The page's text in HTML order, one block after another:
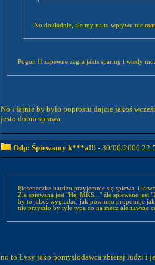
No dokładnie, ale my na to wpływu nie
Pogon II zapewne zagra jakis sparing i wtedy
No i fajnie by było poprostu dajcie jakoś
jesto dobra sprawa
Odp: Śpiewamy k***a!!! - 30/06/2006
Pioseneczke bardzo przyjemnie się spiewa, i
Źle spiewana jest "Hej MKS..." źle spiewane jest
by to jakoś wyglądać, jak powinno proponuje
nie przyszło by tyle typa co na mecz ale zawsze
no to Łysy jako pomyslodawca zbieraj ludzi i